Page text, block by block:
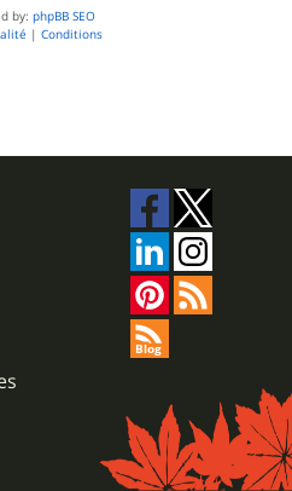
by: phpBB SEO
| Conditions